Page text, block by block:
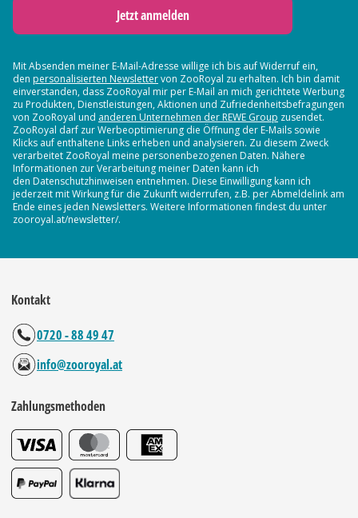
Jetzt anmelden
Mit Absenden meiner E-Mail-Adresse willige ich bis auf Widerruf ein,
den personalisierten Newslettervon ZooRoyal zu erhalten. Ich bin damit
einverstanden, dass ZooRoyal mir per E-Mail an mich gerichtete Werbung
zu Produkten, Dienstleistungen, Aktionen und Zufriedenheitsbefragungen
von ZooRoyal und anderen Unternehmen der REWE Group zusendet.
ZooRoyal darf zur Werbeoptimierung die Öffnung der E-Mails sowie
Klicks auf enthaltene Links erheben und analysieren. Zu diesem Zweck
verarbeitet ZooRoyal meine personenbezogenen Daten. Nähere
Informationen zur Verarbeitung meiner Daten kann ich
den Datenschutzhinweisen entnehmen. Diese Einwilligung kann ich
jederzeit mit Wirkung für die Zukunft widerrufen, z.B. per Abmeldelink am
Ende eines jeden Newsletters. Weitere Informationen findest du unter
zooroyal.at/newsletter/.
Kontakt
0720 - 88 49 47
info@zooroyal.at
Zahlungsmethoden